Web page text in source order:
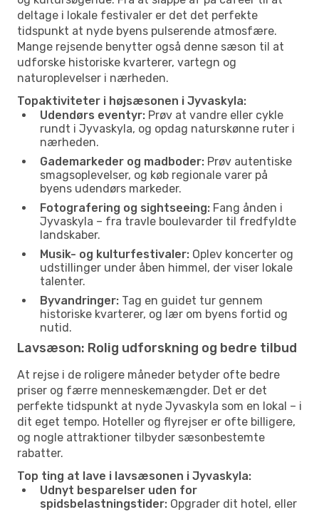
deltage i lokale festivaler er det det perfekte
tidspunkt at nyde byens pulserende atmosfære.
Mange rejsende benytter også denne sæson til at
udforske historiske kvarterer, vartegn og
naturoplevelser i nærheden.
Topaktiviteter i højsæsonen i Jyvaskyla:
Udendørs eventyr: Prøv at vandre eller cykle
rundt i Jyvaskyla, og opdag naturskønne ruter i
nærheden.
Gademarkeder og madboder: Prøv autentiske
smagsoplevelser, og køb regionale varer på
byens udendørs markeder.
Fotografering og sightseeing: Fang ånden i
Jyvaskyla – fra travle boulevarder til fredfyldte
landskaber.
Musik- og kulturfestivaler: Oplev koncerter og
udstillinger under åben himmel, der viser lokale
talenter.
Byvandringer: Tag en guidet tur gennem
historiske kvarterer, og lær om byens fortid og
nutid.
Lavsæson: Rolig udforskning og bedre tilbud
At rejse i de roligere måneder betyder ofte bedre
priser og færre menneskemængder. Det er det
perfekte tidspunkt at nyde Jyvaskyla som en lokal – i
dit eget tempo. Hoteller og flyrejser er ofte billigere,
og nogle attraktioner tilbyder sæsonbestemte
rabatter.
Top ting at lave i lavsæsonen i Jyvaskyla:
Udnyt besparelser uden for
spidsbelastningstider: Opgrader dit hotel, eller